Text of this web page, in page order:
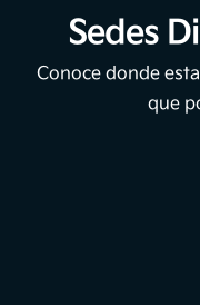
Sedes
Conoce donde
que